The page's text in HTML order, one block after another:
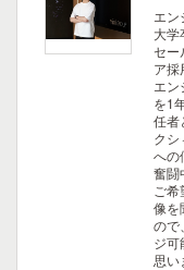
エン
大学
セー
ア採
エン
を1
任者
クシ
への
奮闘
ご
像を
ので
ジ可
思い